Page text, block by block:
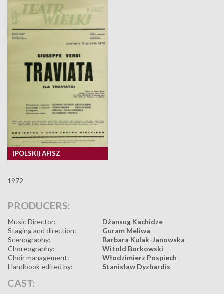
(POLSKI) AFISZ
1972
PRODUCERS:
Music Director:
Dżansug Kachidze
Staging and direction:
Guram Meliwa
Scenography:
Barbara Kulak-Janowska
Choreography:
Witold Borkowski
Choir management:
Włodzimierz Pospiech
Handbook edited by:
Stanisław Dyzbardis
CAST: